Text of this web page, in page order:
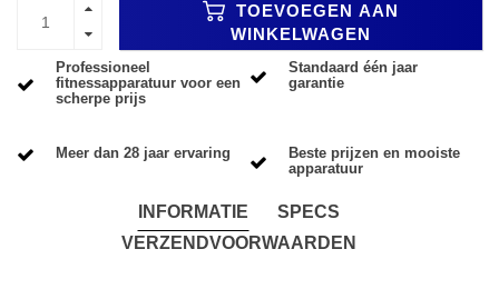
TOEVOEGEN AAN
WINKELWAGEN
Professioneel
fitnessapparatuur voor een
scherpe prijs
Standaard één jaar
garantie
Meer dan 28 jaar ervaring
Beste prijzen en mooiste
apparatuur
INFORMATIE
SPECS
VERZENDVOORWAARDEN